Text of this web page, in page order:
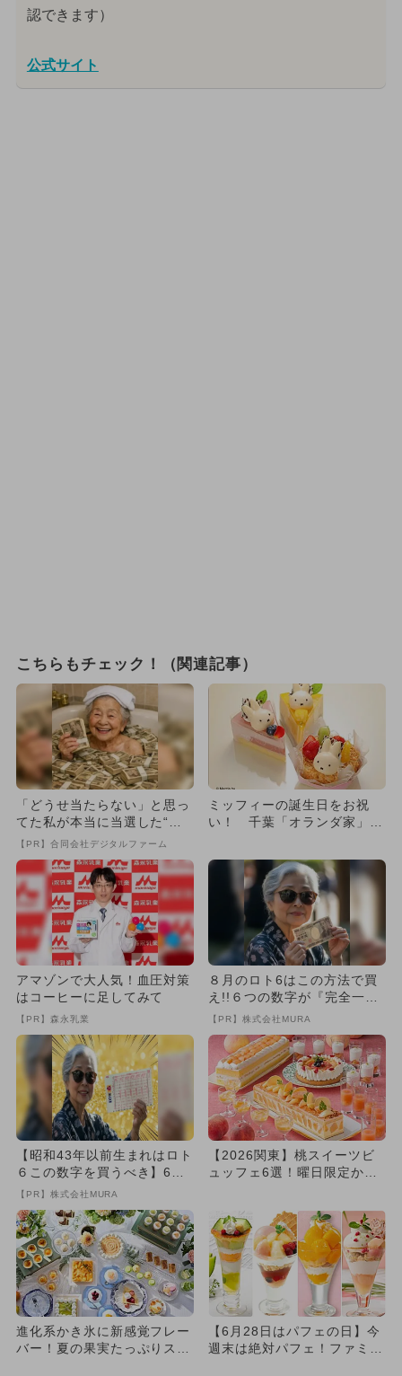
認できます）
公式サイト
こちらもチェック！（関連記事）
「どうせ当たらない」と思っ
てた私が本当に当選した“買
い方”がこれ
【PR】合同会社デジタルファーム
ミッフィーの誕生日をお祝
い！ 千葉「オランダ家」で
アマゾンで大人気！血圧対策
はコーヒーに足してみて
【PR】森永乳業
８月のロト6はこの方法で買
え!!６つの数字が『完全一
致』する方法
【PR】株式会社MURA
【昭和43年以前生まれはロト
６この数字を買うべき】6つ
の数字が「完全一致」する
方...
【PR】株式会社MURA
【2026関東】桃スイーツビ
ュッフェ6選！曜日限定から
進化系かき氷に新感覚フレー
バー！夏の果実たっぷりスイ
【6月28日はパフェの日】今
週末は絶対パフェ！ファミレ